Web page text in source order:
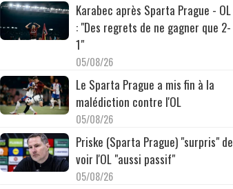
Karabec après Sparta Prague - OL
: "Des regrets de ne gagner que 2-
1"
05/08/26
Le Sparta Prague a mis fin à la
malédiction contre l'OL
05/08/26
Priske (Sparta Prague) "surpris" de
voir l'OL "aussi passif"
05/08/26